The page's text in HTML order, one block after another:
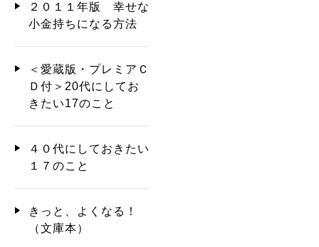
２０１１年版 幸せな
小金持ちになる方法
＜愛蔵版・プレミアＣ
Ｄ付＞20代にしてお
きたい17のこと
４０代にしておきたい
１７のこと
きっと、よくなる！
（文庫本）